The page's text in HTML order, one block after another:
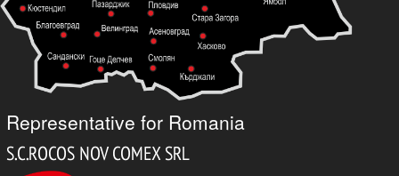
Representative for Romania